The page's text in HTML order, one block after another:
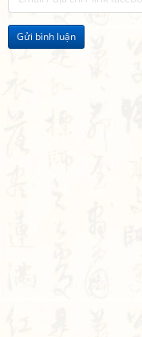
Gửi bình luận